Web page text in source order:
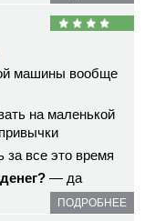
машины вообще
на маленькой
за все это время
— да
ПОДРОБНЕЕ